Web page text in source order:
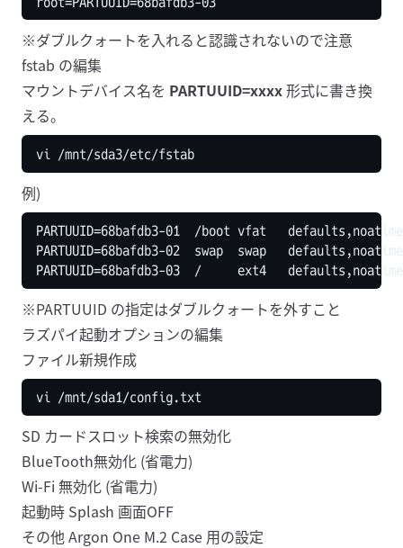
※ダブルクォートを入れると認識されないので注意
fstab の編集
マウントデバイス名を PARTUUID=xxxx形式に書き換
える。
例)
※PARTUUID の指定はダブルクォートを外すこと
ラズパイ起動オプションの編集
ファイル新規作成
SD カードスロット検索の無効化
BlueTooth無効化 (省電力)
Wi-Fi 無効化 (省電力)
起動時 Splash 画面OFF
その他 Argon One M.2 Case 用の設定